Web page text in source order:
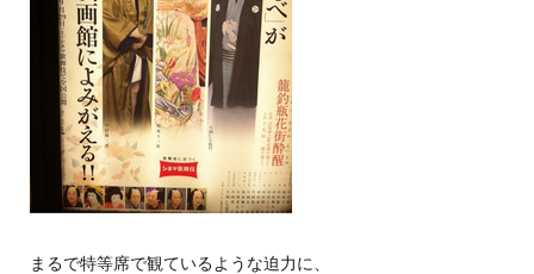
まるで特等席で観ているような迫力に、